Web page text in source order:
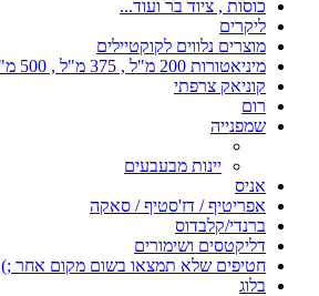
כוסות , ציוד בר ועוד...
ליקרים
מוצרים נלווים לקוקטיילים
מיניאטורות 200 מ"ל , 375 מ"ל , 500 מ"ל
קוניאק צרפתי
רום
שמפנייה
יינות מבעבעים
אניס
אפריטיף / דז'סטיף / סאקה
ברנדי/קלבדוס
דליקטסים ושימורים
חטיפים שלא תמצאו בשום מקום אחר ;)
בלוג